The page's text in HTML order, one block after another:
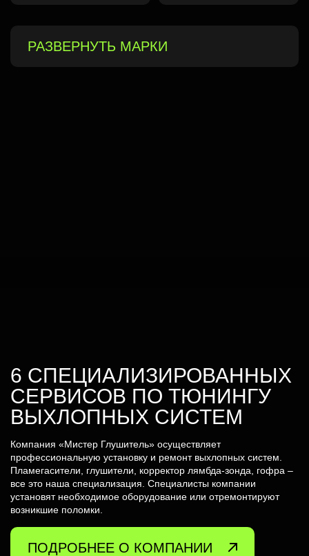
РАЗВЕРНУТЬ МАРКИ
6 СПЕЦИАЛИЗИРОВАННЫХ
СЕРВИСОВ ПО ТЮНИНГУ
ВЫХЛОПНЫХ СИСТЕМ
Компания «Мистер Глушитель» осуществляет
профессиональную установку и ремонт выхлопных систем.
Пламегасители, глушители, корректор лямбда-зонда, гофра –
все это наша специализация. Специалисты компании
установят необходимое оборудование или отремонтируют
возникшие поломки.
ПОДРОБНЕЕ О КОМПАНИИ